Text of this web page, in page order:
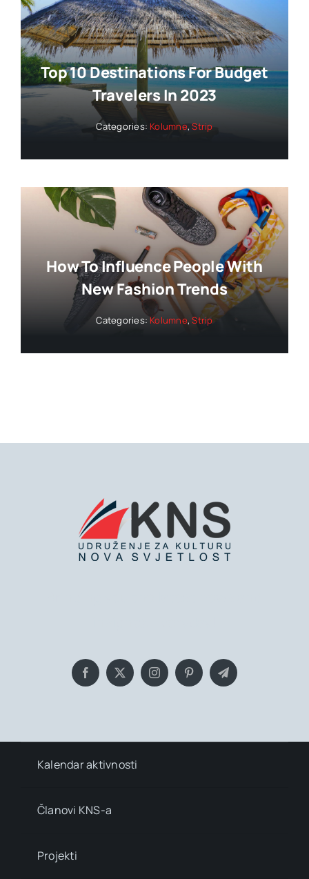
Top 10 Destinations For Budget
Travelers In 2023
Categories:Kolumne,Strip
How To Influence People With
New Fashion Trends
Categories:Kolumne,Strip
Kalendar aktivnosti
Članovi KNS-a
Projekti